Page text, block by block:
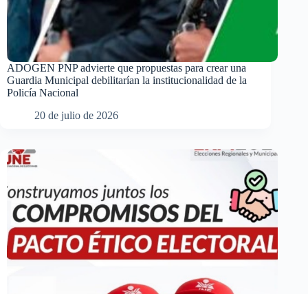
ADOGEN PNP advierte que propuestas para crear una
Guardia Municipal debilitarían la institucionalidad de la
Policía Nacional
20 de julio de 2026